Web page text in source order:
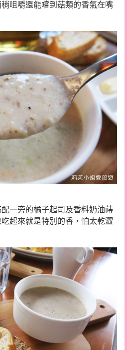
咀嚼還能嚐到菇類的香氣在嘴
配一旁的橘子起司及香料奶油蒔
起來就是特別的香，怕太乾澀